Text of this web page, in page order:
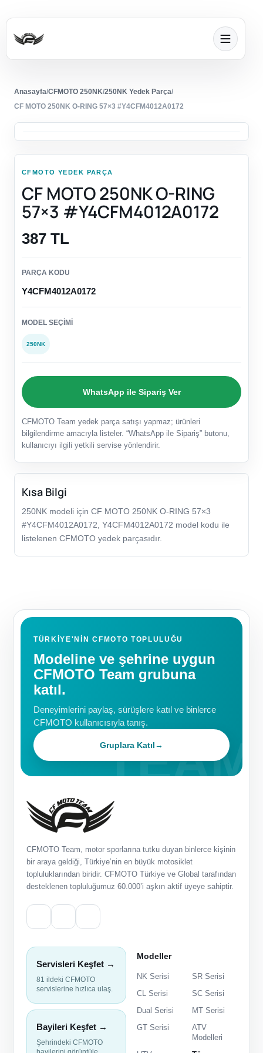
Anasayfa/CFMOTO 250NK/250NK Yedek Parça/
CF MOTO 250NK O-RING 57×3 #Y4CFM4012A0172
CFMOTO YEDEK PARÇA
CF MOTO 250NK O-RING
57×3 #Y4CFM4012A0172
387 TL
PARÇA KODU
Y4CFM4012A0172
MODEL SEÇIMI
250NK
WhatsApp ile Sipariş Ver
CFMOTO Team yedek parça satışı yapmaz; ürünleri
bilgilendirme amacıyla listeler. “WhatsApp ile Sipariş” butonu,
kullanıcıyı ilgili yetkili servise yönlendirir.
Kısa Bilgi
250NK modeli için CF MOTO 250NK O-RING 57×3
#Y4CFM4012A0172, Y4CFM4012A0172 model kodu ile
listelenen CFMOTO yedek parçasıdır.
TÜRKIYE'NIN CFMOTO TOPLULUĞU
Modeline ve şehrine uygun
CFMOTO Team grubuna
katıl.
Deneyimlerini paylaş, sürüşlere katıl ve binlerce
CFMOTO kullanıcısıyla tanış.
Gruplara Katıl→
CFMOTO Team, motor sporlarına tutku duyan binlerce kişinin
bir araya geldiği, Türkiye’nin en büyük motosiklet
topluluklarından biridir. CFMOTO Türkiye ve Global tarafından
desteklenen topluluğumuz 60.000’i aşkın aktif üyeye sahiptir.
Servisleri Keşfet →
81 ildeki CFMOTO
servislerine hızlıca ulaş.
Bayileri Keşfet →
Şehrindeki CFMOTO
Modeller
NK Serisi
SR Serisi
CL Serisi
SC Serisi
Dual Serisi
MT Serisi
GT Serisi
ATV
Modelleri